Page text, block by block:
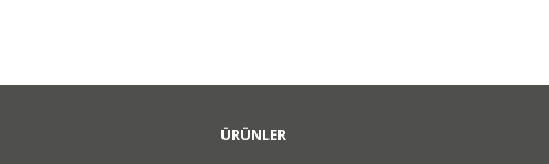
ÜRÜNLER